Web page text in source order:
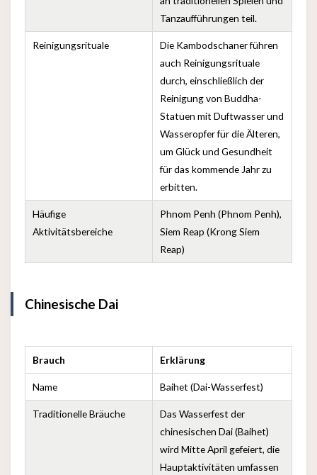
Tanzaufführungen teil.
Reinigungsrituale
Die Kambodschaner führen
auch Reinigungsrituale
durch, einschließlich der
Reinigung von Buddha-
Statuen mit Duftwasser und
Wasseropfer für die Älteren,
um Glück und Gesundheit
für das kommende Jahr zu
erbitten.
Häufige
Aktivitätsbereiche
Phnom Penh (Phnom Penh),
Siem Reap (Krong Siem
Reap)
Chinesische Dai
Brauch Erklärung
Name Baihet (Dai-Wasserfest)
Traditionelle Bräuche
Das Wasserfest der
chinesischen Dai (Baihet)
wird Mitte April gefeiert, die
Hauptaktivitäten umfassen